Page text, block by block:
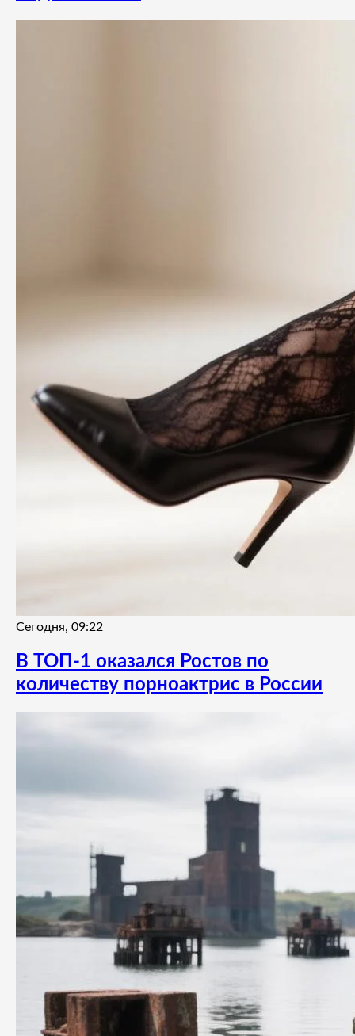
Сегодня, 09:22
В ТОП-1 оказался Ростов по
количеству порноактрис в России